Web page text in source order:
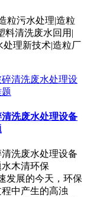
粒污水处理|造粒
料清洗废水回用|
处理新技术|造粒厂
洗废水处理设备
洗废水处理设备
木清环保
发展的今天，环保
中产生的高浊